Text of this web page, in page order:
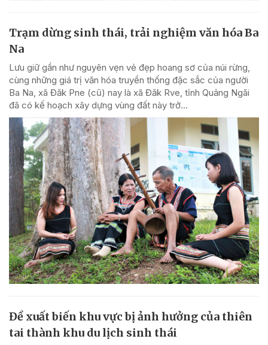
Trạm dừng sinh thái, trải nghiệm văn hóa Ba
Na
Lưu giữ gần như nguyên vẹn vẻ đẹp hoang sơ của núi rừng,
cùng những giá trị văn hóa truyền thống đặc sắc của người
Ba Na, xã Đăk Pne (cũ) nay là xã Đăk Rve, tỉnh Quảng Ngãi
đã có kế hoạch xây dựng vùng đất này trở...
Đề xuất biến khu vực bị ảnh hưởng của thiên
tai thành khu du lịch sinh thái